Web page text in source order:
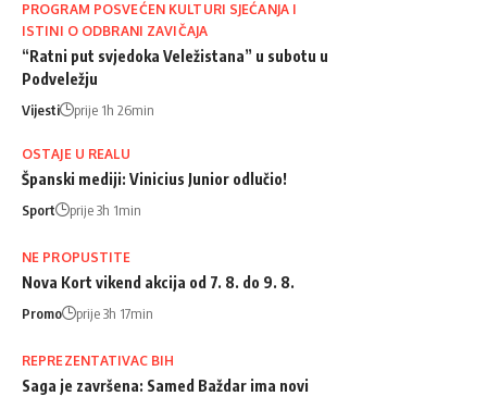
PROGRAM POSVEĆEN KULTURI SJEĆANJA I
ISTINI O ODBRANI ZAVIČAJA
“Ratni put svjedoka Veležistana” u subotu u
Podveležju
Vijesti prije 1h 26min
OSTAJE U REALU
Španski mediji: Vinicius Junior odlučio!
Sport prije 3h 1min
NE PROPUSTITE
Nova Kort vikend akcija od 7. 8. do 9. 8.
Promo prije 3h 17min
REPREZENTATIVAC BIH
Saga je završena: Samed Baždar ima novi